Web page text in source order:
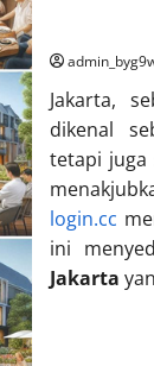
Jakarta,
dikenal
tetapi juga
login.cc
ini
Jakarta